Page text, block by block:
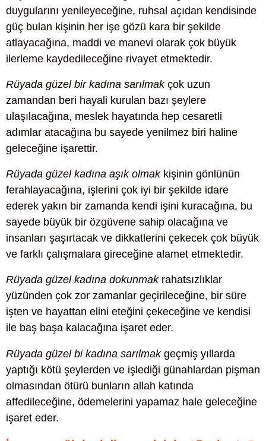
duygularını yenileyeceğine, ruhsal açıdan kendisinde
güç bulan kişinin her işe gözü kara bir şekilde
atlayacağına, maddi ve manevi olarak çok büyük
ilerleme kaydedileceğine rivayet etmektedir.
Rüyada güzel bir kadına sarılmakçok uzun
zamandan beri hayali kurulan bazı şeylere
ulaşılacağına, meslek hayatında hep cesaretli
adımlar atacağına bu sayede yenilmez biri haline
geleceğine işarettir.
Rüyada güzel kadına aşık olmakkişinin gönlünün
ferahlayacağına, işlerini çok iyi bir şekilde idare
ederek yakın bir zamanda kendi işini kuracağına, bu
sayede büyük bir özgüvene sahip olacağına ve
insanları şaşırtacak ve dikkatlerini çekecek çok büyük
ve farklı çalışmalara gireceğine alamet etmektedir.
Rüyada güzel kadına dokunmakrahatsızlıklar
yüzünden çok zor zamanlar geçirileceğine, bir süre
işten ve hayattan elini eteğini çekeceğine ve kendisi
ile baş başa kalacağına işaret eder.
Rüyada güzel bi kadına sarılmakgeçmiş yıllarda
yaptığı kötü şeylerden ve işlediği günahlardan pişman
olmasından ötürü bunların allah katında
affedileceğine, ödemelerini yapamaz hale geleceğine
işaret eder.